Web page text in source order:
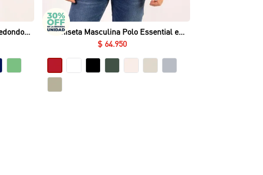
Fría
Vista rápida
Camiseta Masculina Polo Essential en
Piqué Licrado
$ 64.950